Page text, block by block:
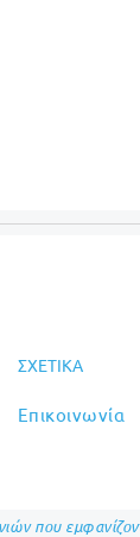
ΣΧΕΤΙΚΆ
Επικοινωνία
που